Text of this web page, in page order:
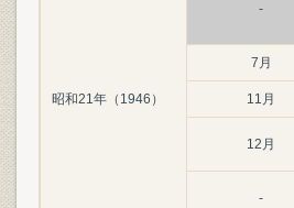
昭和21年（1946）
-
7月
11月
12月
-